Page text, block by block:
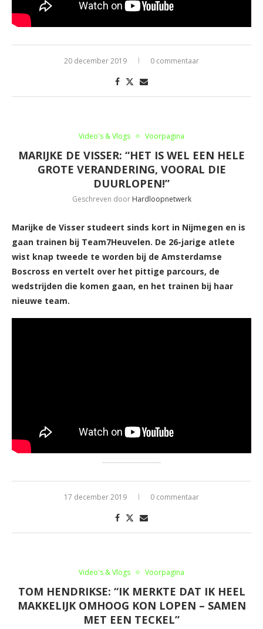
20 december 2019 0 commentaar
Video's & Vlogs Voorpagina
MARIJKE DE VISSER: “HET IS WEL EEN HELE
GROTE VERANDERING, VOORAL DIE
DUURLOPEN!”
Geschreven door Hardloopnetwerk
Marijke de Visser studeert sinds kort in Nijmegen en is
gaan trainen bij Team7Heuvelen. De 26-jarige atlete
wist knap tweede te worden bij de Amsterdamse
Boscross en vertelt over het pittige parcours, de
wedstrijden die komen gaan, en het trainen bij haar
nieuwe team.
17 december 2019 0 commentaar
Video's & Vlogs Voorpagina
TOM HENDRIKSE: “IK MERKTE DAT IK HEEL
MAKKELIJK OMHOOG KON LOPEN – SAMEN
MET EEN TECKEL”